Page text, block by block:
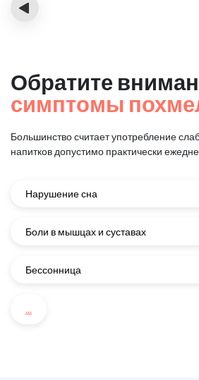
‹
Обратите
симптомы
Большинство считает употребление
напитков допустимо практически
Нарушение сна
Боли в мышцах и суставах
Бессонница
...